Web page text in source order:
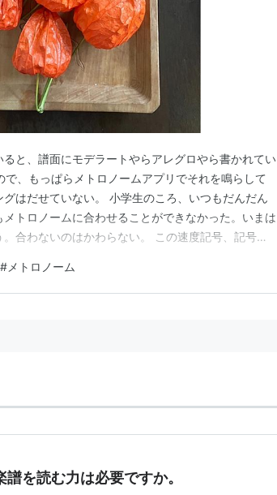
と、譜面にモデラートやらアレグロやら書かれてい
、もっぱらメトロノームアプリでそれを鳴らして
はだせていない。 小学生のころ、いつもだんだん
トロノームに合わせることができなかった。いまは
合わないのはかわらない。 この速度記号、記号で
だけれど、じっさいどうか知らない。もうなん十年
ので、読むこともほとんど…
# メトロノーム
を読む力は必要ですか。